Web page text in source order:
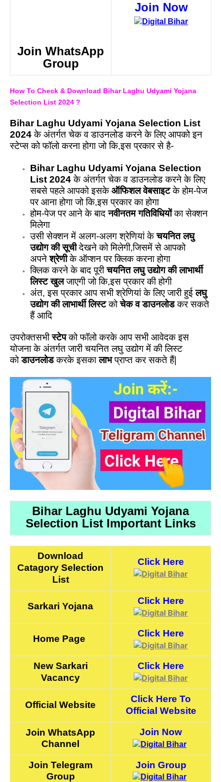
Join WhatsApp
Group
Join Now
How To Check & Download Bihar Laghu Udyami Yojana
Selection List 2024 ?
Bihar Laghu Udyami Yojana Selection List
2024के अंतर्गत चेक व डाउनलोड करने के लिए आपको इन
स्टेप्स को फॉलो करना होगा जो कि,इस प्रकार से है-
Bihar Laghu Udyami Yojana Selection
List 2024के अंतर्गत चेक व डाउनलोड करने के लिए
सबसे पहले आपको इसकेऑफिशल वेबसाइटके होम-पेज
पर आना होगा जो कि,इस प्रकार का होगा
होम-पेज पर आने के बादनवीनतम गतिविधियोंका सेक्शन
मिलेगा
उसी सेक्शन में अलग-अलग श्रेणियां केचयनित लघु
उद्योग की सूचीदेखने को मिलेगी,जिसमें से आपको
अपनेश्रेणीके ऑप्शन पर क्लिक करना होगा
क्लिक करने के बाद पूरीचयनित लघु उद्योग की लाभार्थी
लिस्ट खुलजाएगी जो कि,इस प्रकार की होगी
अंत, इस प्रकार आप सभी श्रेणियां के लिए जारी हुईलघु
उद्योग की लाभार्थी लिस्टकोचेक व डाउनलोडकर सकते
हैं आदि
उपरोक्तसभीस्टेपको फॉलो करके आप सभी आवेदक इस
योजना के अंतर्गत जारी चयनित लघु उद्योग में की लिस्ट
कोडाउनलोडकरके इसकालाभप्राप्त कर सकते हैं|
Bihar Laghu Udyami Yojana
Selection List Important Links
Download
Catagory Selection
List
Click Here
Sarkari Yojana
Click Here
Home Page
Click Here
New Sarkari
Vacancy
Click Here
Official Website
Click Here To
Official Website
Join WhatsApp
Channel
Join Now
Join Telegram
Group
Join Group